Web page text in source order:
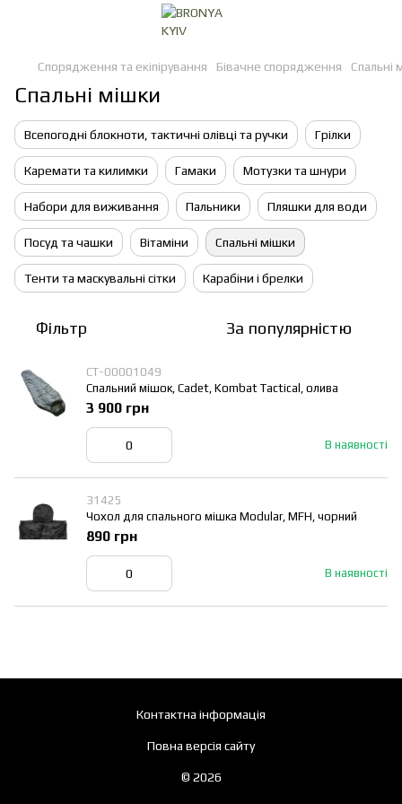
Спорядження та екіпірування Бівачне спорядження Спальні
Спальні мішки
Всепогодні блокноти, тактичні олівці та ручки Грілки
Каремати та килимки Гамаки Мотузки та шнури
Набори для виживання Пальники Пляшки для води
Посуд та чашки Вітаміни Спальні мішки
Тенти та маскувальні сітки Карабіни і брелки
Фільтр За популярністю
СТ-00001049
Спальний мішок, Cadet, Kombat Tactical, олива
В наявності
3 900 грн
31425
Чохол для спального мішка Modular, MFH, чорний
В наявності
890 грн
Контактна інформація
Повна версія сайту
© 2026